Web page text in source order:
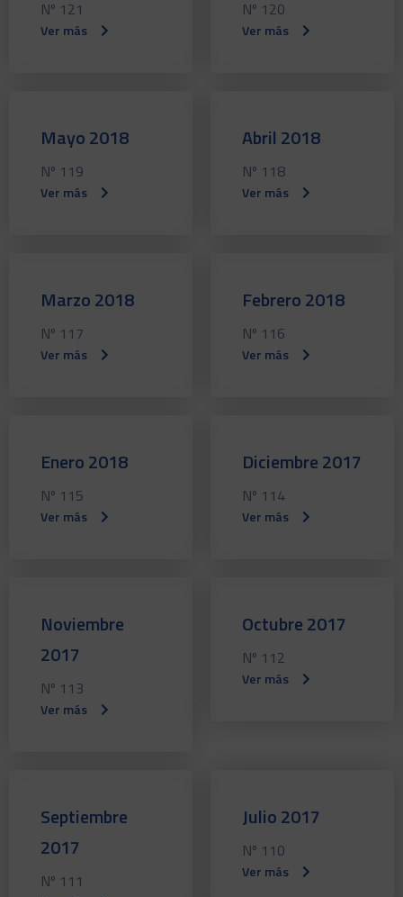
Nº 121
Ver más
Nº 120
Ver más
Mayo 2018
Nº 119
Ver más
Abril 2018
Nº 118
Ver más
Marzo 2018
Nº 117
Ver más
Febrero 2018
Nº 116
Ver más
Enero 2018
Nº 115
Ver más
Diciembre 2017
Nº 114
Ver más
Noviembre
2017
Nº 113
Ver más
Octubre 2017
Nº 112
Ver más
Septiembre
2017
Nº 111
Julio 2017
Nº 110
Ver más